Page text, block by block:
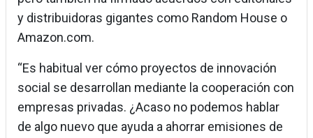
y distribuidoras gigantes como Random House o
Amazon.com.
“Es habitual ver cómo proyectos de innovación
social se desarrollan mediante la cooperación con
empresas privadas. ¿Acaso no podemos hablar
de algo nuevo que ayuda a ahorrar emisiones de